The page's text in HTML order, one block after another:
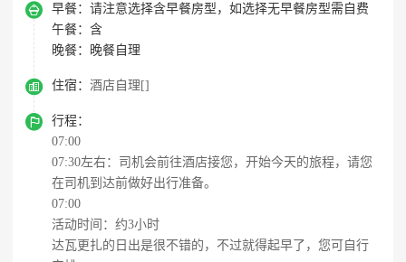
 早餐： 请注意选择含早餐房型，如选择无早餐房型需自费
午餐： 含
晚餐：
晚餐自理
 住宿： 酒店自理[]

行程：
07:00
07:30左右：司机会前往酒店接您，开始今天的旅程，请您
在司机到达前做好出⾏准备。
07:00
活动时间：约3小时
达瓦更扎的日出是很不错的，不过就得起早了，您可自行